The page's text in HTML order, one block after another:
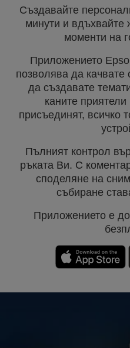
Създавайте
минути и
моменти на
Приложението
позволява да
да създавате
каните
присъединят, всичко
Пълният контрол
ръката Ви. С
споделяне на
събиране
Приложението е